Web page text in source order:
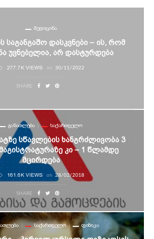
ᲛᲔᲓᲘᲪᲘᲜᲐ
Საგანგაშო Დასკვნები – Ის, Რომ
Უვნებელია, Არ Დასტურდება
277.7K VIEWS on 30/11/2022
SHARE
ᲒᲐᲜᲐᲗᲚᲔᲑᲐ ᲡᲐᲥᲐᲠᲗᲕᲔᲚᲝ
Სწავლების Ხანგრძლივობა 3
Კი – 1 Წლამდე
Მცირდება
161.6K VIEWS on 28/02/2018
SHARE
ᲡᲐᲥᲐᲠᲗᲕᲔᲚᲝ ᲤᲘᲖᲘᲙᲐ